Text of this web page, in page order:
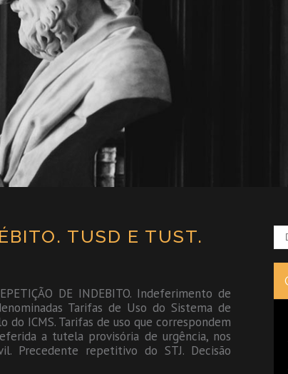
TUSD E TUST.
DE INDEBITO. Indeferimento de
Tarifas de Uso do Sistema de
do ICMS. Tarifas de uso que correspondem
a tutela provisória de urgência, nos
Precedente repetitivo do STJ. Decisão